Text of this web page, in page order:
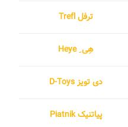
ترفل Trefl
هِی ِ Heye
دی تویز D-Toys
پیاتنیک Piatnik